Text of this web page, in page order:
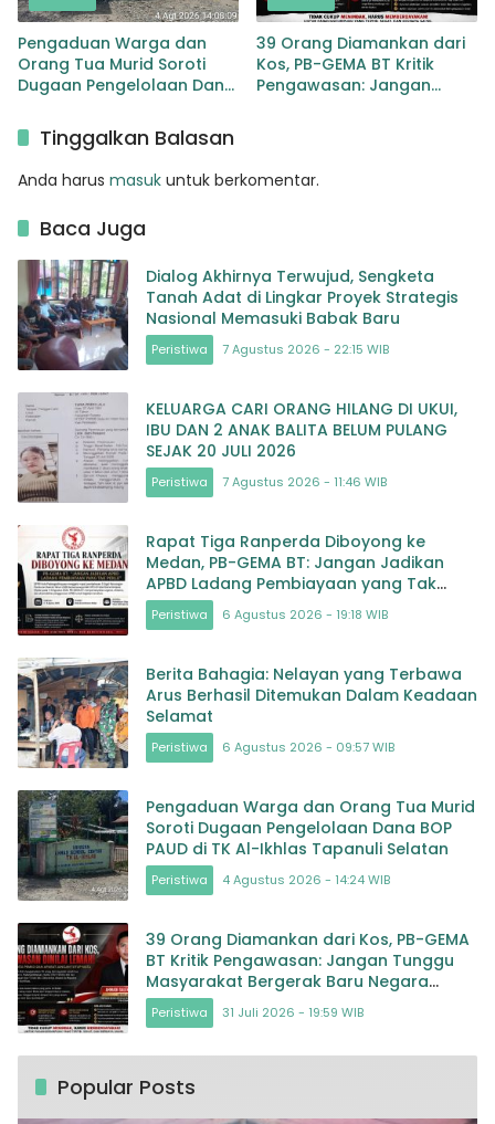
Pengaduan Warga dan
Orang Tua Murid Soroti
Dugaan Pengelolaan Dana
Tapanuli Selatan
39 Orang Diamankan dari
Kos, PB-GEMA BT Kritik
Pengawasan: Jangan
Tinggalkan Balasan
Anda harus masuk untuk berkomentar.
Baca Juga
Dialog Akhirnya Terwujud, Sengketa
Tanah Adat di Lingkar Proyek Strategis
Nasional Memasuki Babak Baru
Peristiwa 7 Agustus 2026 - 22:15 WIB
KELUARGA CARI ORANG HILANG DI UKUI,
IBU DAN 2 ANAK BALITA BELUM PULANG
SEJAK 20 JULI 2026
Peristiwa 7 Agustus 2026 - 11:46 WIB
Rapat Tiga Ranperda Diboyong ke
Medan, PB-GEMA BT: Jangan Jadikan
APBD Ladang Pembiayaan yang Tak
Perlu
Peristiwa 6 Agustus 2026 - 19:18 WIB
Berita Bahagia: Nelayan yang Terbawa
Arus Berhasil Ditemukan Dalam Keadaan
Selamat
Peristiwa 6 Agustus 2026 - 09:57 WIB
Pengaduan Warga dan Orang Tua Murid
Soroti Dugaan Pengelolaan Dana BOP
PAUD di TK Al-Ikhlas Tapanuli Selatan
Peristiwa 4 Agustus 2026 - 14:24 WIB
39 Orang Diamankan dari Kos, PB-GEMA
BT Kritik Pengawasan: Jangan Tunggu
Masyarakat Bergerak Baru Negara
Bertindak
Peristiwa 31 Juli 2026 - 19:59 WIB
Popular Posts